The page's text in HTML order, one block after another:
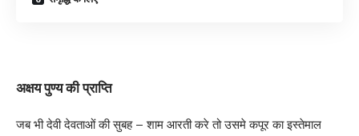
अक्षय पुण्य की प्राप्ति
जब भी देवी देवताओं की सुबह – शाम आरती करे तो उसमे कपूर का इस्तेमाल